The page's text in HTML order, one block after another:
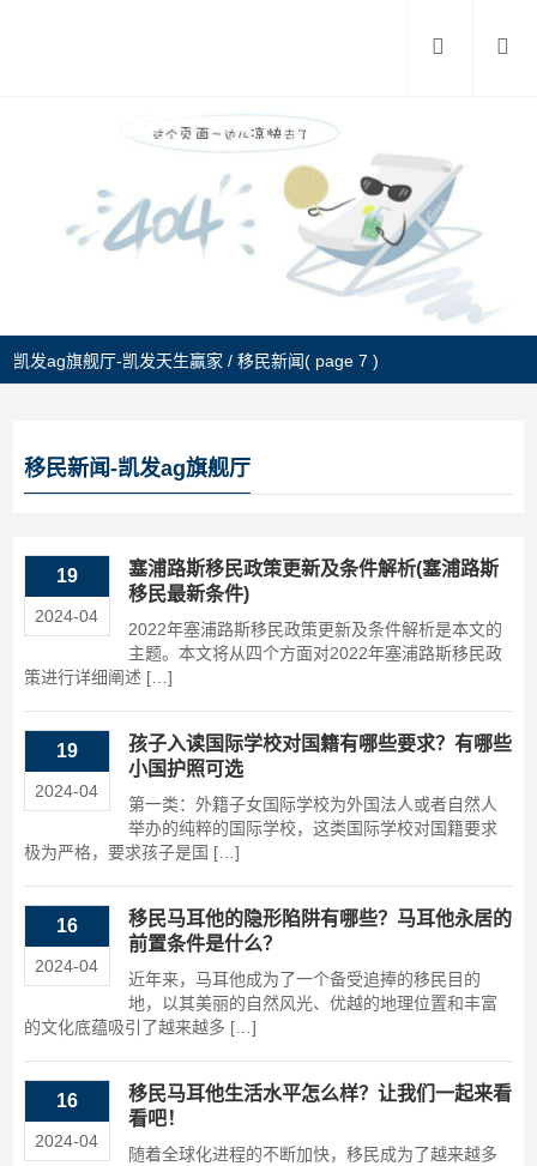
凯发ag旗舰厅-凯发天生赢家 /移民新闻( page 7 )
移民新闻-凯发ag旗舰厅
19
2024-04
塞浦路斯移民政策更新及条件解析(塞浦路斯
移民最新条件)
2022年塞浦路斯移民政策更新及条件解析是本文的
主题。本文将从四个方面对2022年塞浦路斯移民政
策进行详细阐述 […]
19
2024-04
孩子入读国际学校对国籍有哪些要求？有哪些
小国护照可选
第一类：外籍子女国际学校为外国法人或者自然人
举办的纯粹的国际学校，这类国际学校对国籍要求
极为严格，要求孩子是国 […]
16
2024-04
移民马耳他的隐形陷阱有哪些？马耳他永居的
前置条件是什么？
近年来，马耳他成为了一个备受追捧的移民目的
地，以其美丽的自然风光、优越的地理位置和丰富
的文化底蕴吸引了越来越多 […]
16
2024-04
移民马耳他生活水平怎么样？让我们一起来看
看吧！
随着全球化进程的不断加快，移民成为了越来越多